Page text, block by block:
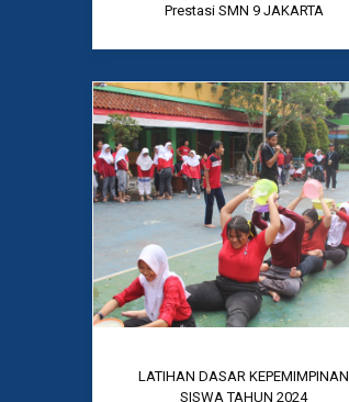
Prestasi SMN 9 JAKARTA
LATIHAN DASAR KEPEMIMPINAN
SISWA TAHUN 2024